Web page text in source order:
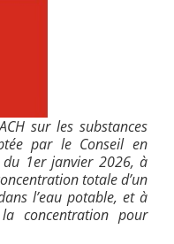
sur les substances
par le Conseil en
1er janvier 2026, à
totale d’un
l’eau potable, et à
concentration pour